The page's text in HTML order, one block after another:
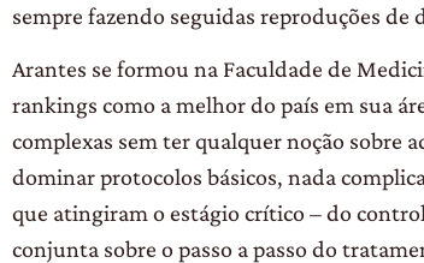
sempre fazendo seguidas reproduções de
Arantes se formou na Faculdade de
rankings como a melhor do país em sua
complexas sem ter qualquer noção sobre
dominar protocolos básicos, nada
que atingiram o estágio crítico – do
conjunta sobre o passo a passo do